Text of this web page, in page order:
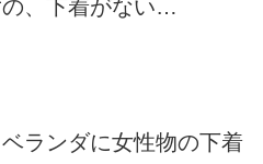
、下着がない…
ランダに女性物の下着